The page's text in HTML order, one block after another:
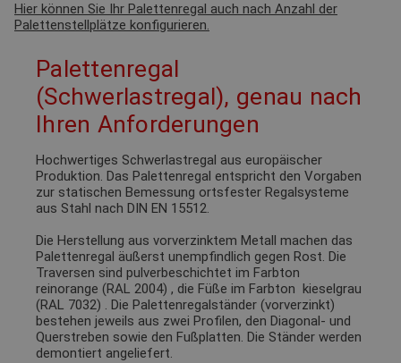
Hier können Sie Ihr Palettenregal auch nach Anzahl der
Palettenstellplätze konfigurieren.
Palettenregal
(Schwerlastregal), genau nach
Ihren Anforderungen
Hochwertiges Schwerlastregal aus europäischer
Produktion. Das Palettenregal entspricht den Vorgaben
zur statischen Bemessung ortsfester Regalsysteme
aus Stahl nach DIN EN 15512.
Die Herstellung aus vorverzinktem Metall machen das
Palettenregal äußerst unempfindlich gegen Rost. Die
Traversen sind pulverbeschichtet im Farbton
reinorange (RAL 2004) , die Füße im Farbton
kieselgrau
(RAL 7032) . Die Palettenregalständer (vorverzinkt)
bestehen jeweils aus zwei Profilen, den Diagonal- und
Querstreben sowie den Fußplatten. Die Ständer werden
demontiert angeliefert.